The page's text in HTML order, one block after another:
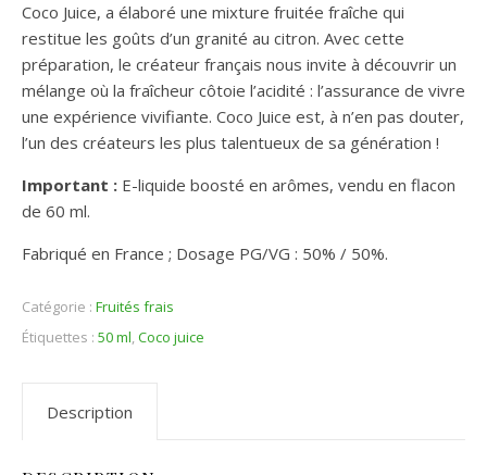
Coco Juice, a élaboré une mixture fruitée fraîche qui
restitue les goûts d’un granité au citron. Avec cette
préparation, le créateur français nous invite à découvrir un
mélange où la fraîcheur côtoie l’acidité : l’assurance de vivre
une expérience vivifiante. Coco Juice est, à n’en pas douter,
l’un des créateurs les plus talentueux de sa génération !
Important : E-liquide boosté en arômes, vendu en flacon
de 60 ml.
Fabriqué en France ; Dosage PG/VG : 50% / 50%.
Catégorie : Fruités frais
Étiquettes : 50 ml,Coco juice
Description